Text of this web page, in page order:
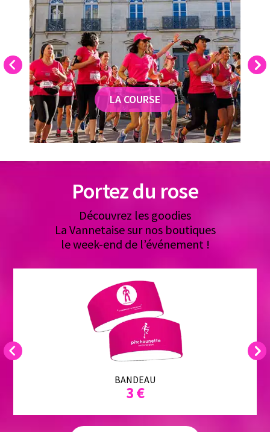
Previous
LA COURSE
Next
Portez du rose
Découvrez les goodies
La Vannetaise sur nos boutiques
le week-end de l’événement !
Previous
BANDEAU
3 €
Next